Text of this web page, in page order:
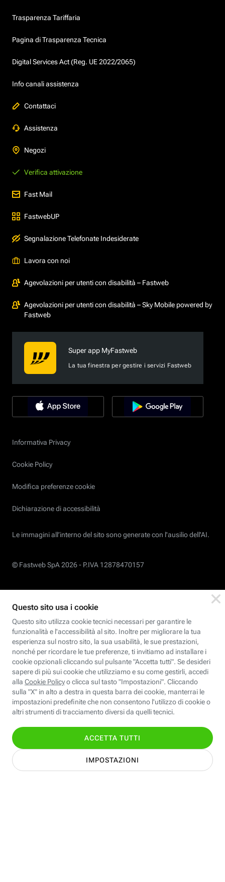
Trasparenza Tariffaria
Pagina di Trasparenza Tecnica
Digital Services Act (Reg. UE 2022/2065)
Info canali assistenza
Contattaci
Assistenza
Negozi
Verifica attivazione
Fast Mail
FastwebUP
Segnalazione Telefonate Indesiderate
Lavora con noi
Agevolazioni per utenti con disabilità – Fastweb
Agevolazioni per utenti con disabilità – Sky Mobile powered by
Fastweb
Super app MyFastweb
La tua finestra per gestire i servizi Fastweb
Informativa Privacy
Cookie Policy
Modifica preferenze cookie
Dichiarazione di accessibilità
Le immagini all’interno del sito sono generate con l'ausilio dell'AI.
© Fastweb SpA 2026 - P.IVA 12878470157